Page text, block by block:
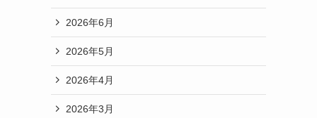
2026年6月
2026年5月
2026年4月
2026年3月